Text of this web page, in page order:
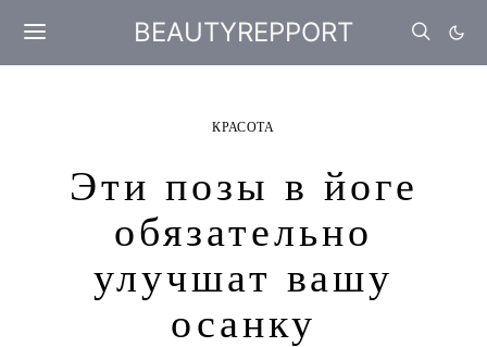
BEAUTYREPPORT
КРАСОТА
Эти позы в йоге
обязательно
улучшат вашу
осанку